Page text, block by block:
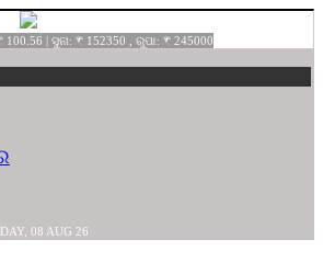
| ସୁନା: ₹ 152350 , ରୁପା: ₹ 245000
08 AUG 26